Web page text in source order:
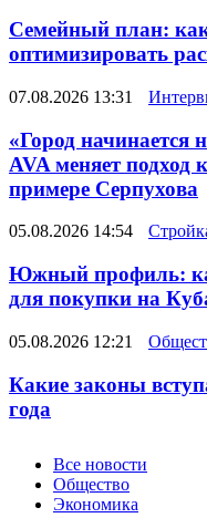
Семейный план:
оптимизировать
07.08.2026 13:31
«Город начинается
AVA меняет подход
примере Серпухова
05.08.2026 14:54
Южный профиль:
для покупки на
05.08.2026 12:21
Какие законы
года
Новости
Все новости
Общество
Экономика